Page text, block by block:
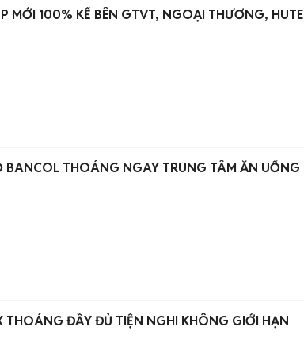
MỚI 100% KẾ BÊN GTVT, NGOẠI THƯƠNG,
BANCOL THOÁNG NGAY TRUNG TÂM ĂN UỐNG
THOÁNG ĐẦY ĐỦ TIỆN NGHI KHÔNG GIỚI HẠN